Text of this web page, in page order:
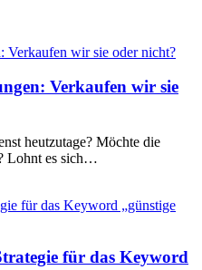
Verkaufen wir sie
heutzutage? Möchte die
Lohnt es sich…
für das Keyword